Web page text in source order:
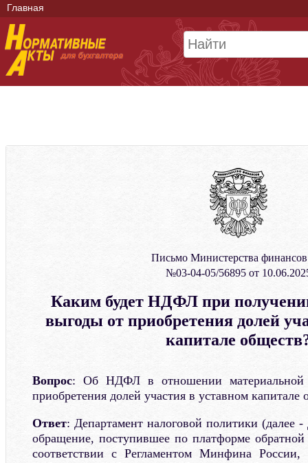
Главная
Письмо Министерства
№03-04-05/56895 от
Каким будет НДФЛ при
выгоды от приобретения долей
капитале
Вопрос: Об НДФЛ в отношении материальной
приобретения долей участия в уставном капитале
Ответ: Департамент налоговой политики (далее -
обращение, поступившее по платформе
соответствии с Регламентом Минфина России,